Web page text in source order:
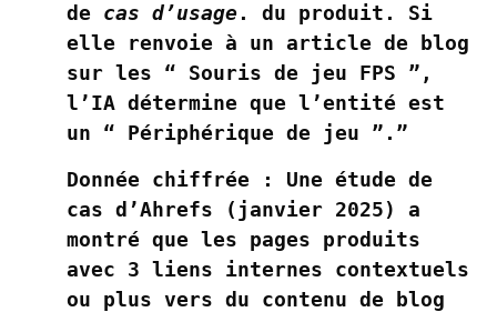
de cas d’usage. du produit. Si
elle renvoie à un article de blog
sur les “ Souris de jeu FPS ”,
l’IA détermine que l’entité est
un “ Périphérique de jeu ”.”
Donnée chiffrée :
Une étude de
cas d’Ahrefs (janvier 2025) a
montré que les pages produits
avec 3 liens internes contextuels
ou plus vers du contenu de blog